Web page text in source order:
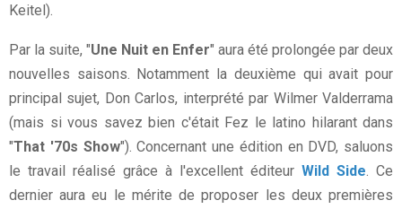
Keitel).
Par la suite, "Une Nuit en Enfer" aura été prolongée par deux
nouvelles saisons. Notamment la deuxième qui avait pour
principal sujet, Don Carlos, interprété par Wilmer Valderrama
(mais si vous savez bien c'était Fez le latino hilarant dans
"That '70s Show"). Concernant une édition en DVD, saluons
le travail réalisé grâce à l'excellent éditeur Wild Side . Ce
dernier aura eu le mérite de proposer les deux premières